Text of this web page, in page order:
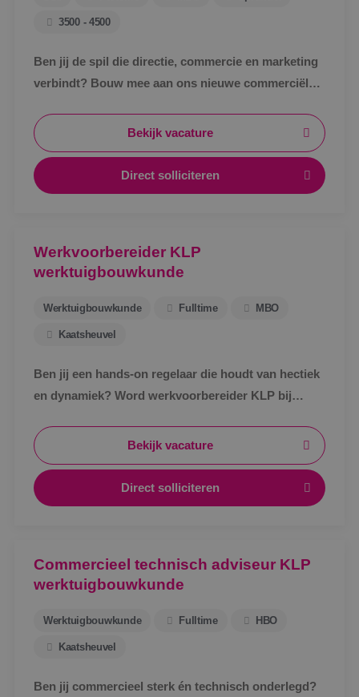
3500 - 4500
Ben jij de spil die directie, commercie en marketing
verbindt? Bouw mee aan ons nieuwe commerciële
BINK.&nbsp;
Bekijk vacature
Direct solliciteren
Werkvoorbereider KLP
werktuigbouwkunde
Werktuigbouwkunde Fulltime MBO
Kaatsheuvel
Ben jij een hands-on regelaar die houdt van hectiek
en dynamiek? Word werkvoorbereider KLP bij
Bekijk vacature
Direct solliciteren
Commercieel technisch adviseur KLP
werktuigbouwkunde
Werktuigbouwkunde Fulltime HBO
Kaatsheuvel
Ben jij commercieel sterk én technisch onderlegd?